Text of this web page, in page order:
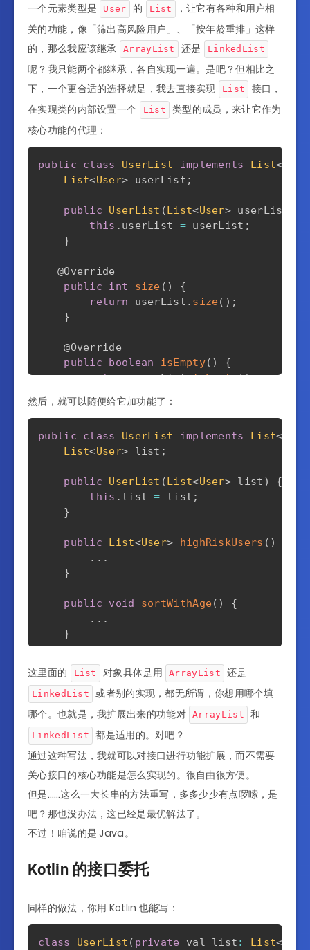
@Override
ContentResolver
return mBase.getContentResolver
}
public Looper getMainLooper() {
return
}
@Override
return mBase. getMainExecutor ( )
public
Context
return mBase . getApplicationContext
一个元素类型是
User 的 List
，让它有各种和用户相
关的功能，像「筛出高风险用户」、「按年龄重排」这样
的，那么我应该继承
ArrayList 还是 LinkedList
呢？我只能两个都继承，各自实现一遍。是吧？但相比之
下，一个更合适的选择就是，我去直接实现
List
接口，
在实现类的内部设置一个
List
类型的成员，来让它作为
核心功能的代理：
public class UserList implements List<
List<User> userList ;
public UserList (List<User> userList
this . userList = userList ;
}
@Override
public
int size ( )
{
return userList . size( ) ;
}
@Override
public
boolean isEmpty( )
{
return userList.isEmpty();
public
boolean contains(@Nullable
return userList
然后，就可以随便给它加功能了：
public class UserList implements List<
List<User> list ;
public UserList (List<User> list )
{
this . list = list ;
}
public List<User> highRiskUsers ( )
. . .
}
public void sortWithAge( )
{
. . .
}
@Override
public
int size() {
return userList.size();
}
@Override
public boolean isEmpty() {
return userList .isEmpty()
@Override
public boolean
}
这里面的 List 对象具体是用 ArrayList 还是
LinkedList
或者别的实现，都无所谓，你想用哪个填
哪个。也就是，我扩展出来的功能对
ArrayList 和
LinkedList
都是适用的。对吧？
通过这种写法，我就可以对接口进行功能扩展，而不需要
关心接口的核心功能是怎么实现的。很自由很方便。
但是……这么一大长串的方法重写，多多少少有点啰嗦，是
吧？那也没办法，这已经是最优解法了。
不过！咱说的是 Java。
Kotlin 的接口委托
同样的做法，你用 Kotlin 也能写：
class UserList ( private val list : List<